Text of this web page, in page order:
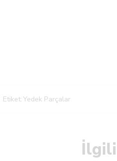
Etiket:Yedek Parçalar